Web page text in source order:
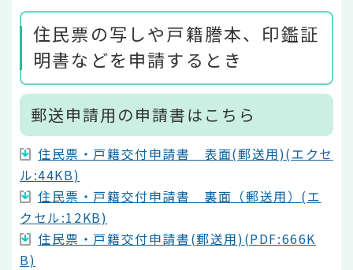
住民票の写しや戸籍謄本、印鑑証
明書などを申請するとき
郵送申請用の申請書はこちら
住民票・戸籍交付申請書 表面(郵送用)(エクセ
ル:44KB)
住民票・戸籍交付申請書 裏面（郵送用）(エ
クセル:12KB)
住民票・戸籍交付申請書(郵送用)(PDF:666K
B)